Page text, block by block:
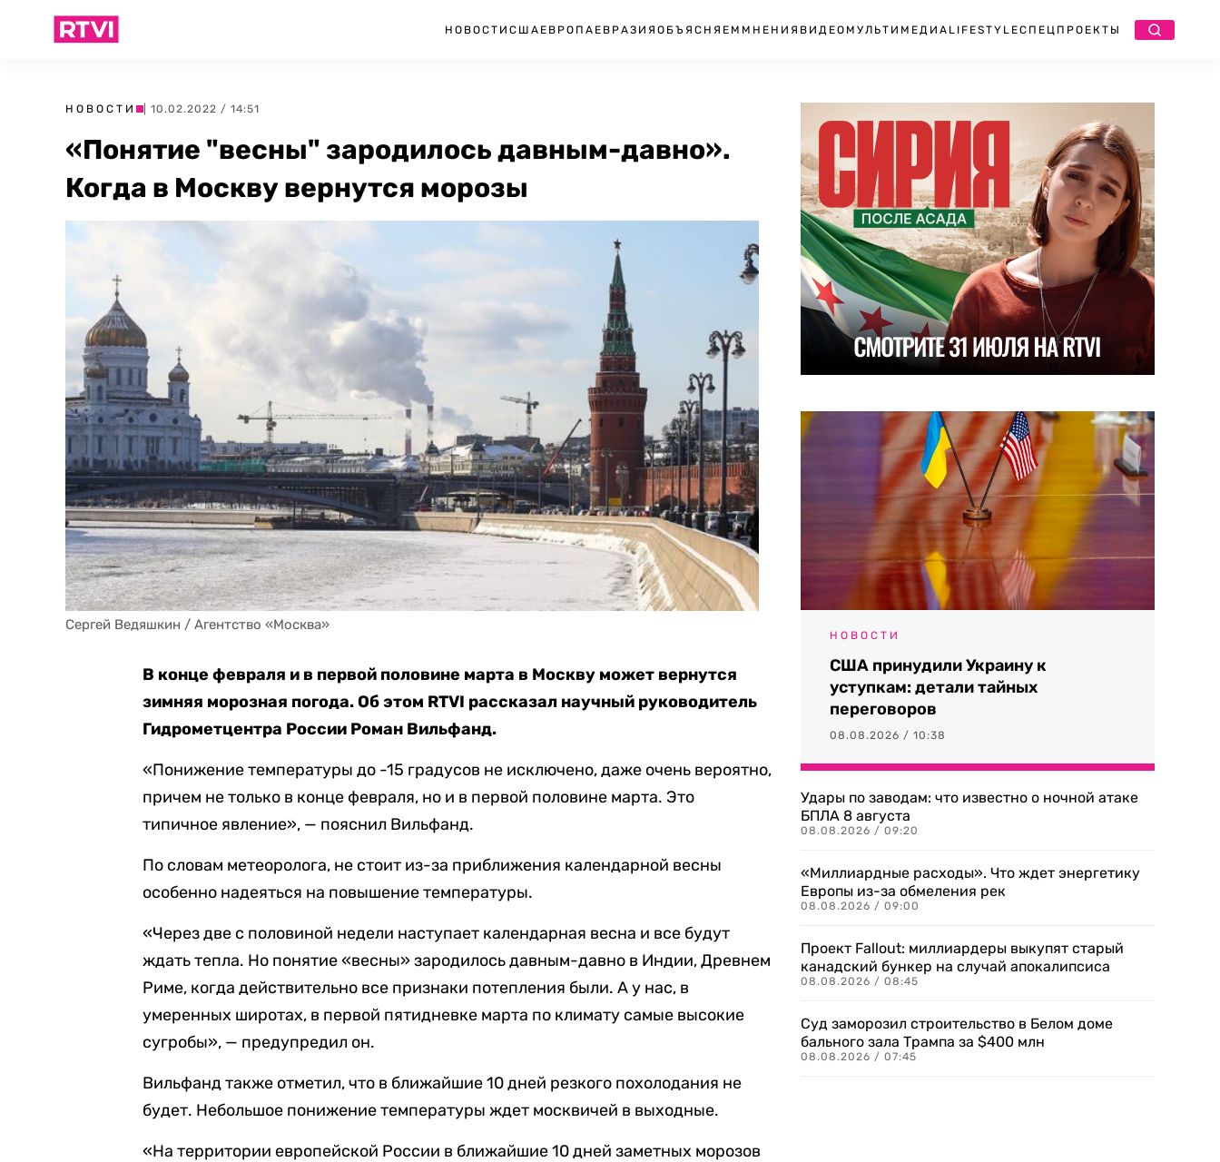
НОВОСТИ США ЕВРОПА ЕВРАЗИЯ ОБЪЯСНЯЕМ МНЕНИЯ ВИДЕО МУЛЬТИМЕДИА LIFESTYLEСПЕЦПРОЕКТЫ
НОВОСТИ | 10.02.2022 / 14:51
«Понятие "весны" зародилось давным-давно».
Когда в Москву вернутся морозы
Сергей Ведяшкин / Агентство «Москва»
В конце февраля и в первой половине марта в Москву может вернутся
зимняя морозная погода. Об этом RTVI рассказал научный руководитель
Гидрометцентра России Роман Вильфанд.
«Понижение температуры до -15 градусов не исключено, даже очень вероятно,
причем не только в конце февраля, но и в первой половине марта. Это
типичное явление», — пояснил Вильфанд.
По словам метеоролога, не стоит из-за приближения календарной весны
особенно надеяться на повышение температуры.
«Через две с половиной недели наступает календарная весна и все будут
ждать тепла. Но понятие «весны» зародилось давным-давно в Индии, Древнем
Риме, когда действительно все признаки потепления были. А у нас, в
умеренных широтах, в первой пятидневке марта по климату самые высокие
сугробы», — предупредил он.
Вильфанд также отметил, что в ближайшие 10 дней резкого похолодания не
будет. Небольшое понижение температуры ждет москвичей в выходные.
«На территории европейской России в ближайшие 10 дней заметных морозов
НОВОСТИ
США принудили Украину к
уступкам: детали тайных
переговоров
08.08.2026 / 10:38
Удары по заводам: что известно о ночной атаке
БПЛА 8 августа
08.08.2026 / 09:20
«Миллиардные расходы». Что ждет энергетику
Европы из-за обмеления рек
08.08.2026 / 09:00
Проект Fallout: миллиардеры выкупят старый
канадский бункер на случай апокалипсиса
08.08.2026 / 08:45
Суд заморозил строительство в Белом доме
бального зала Трампа за $400 млн
08.08.2026 / 07:45